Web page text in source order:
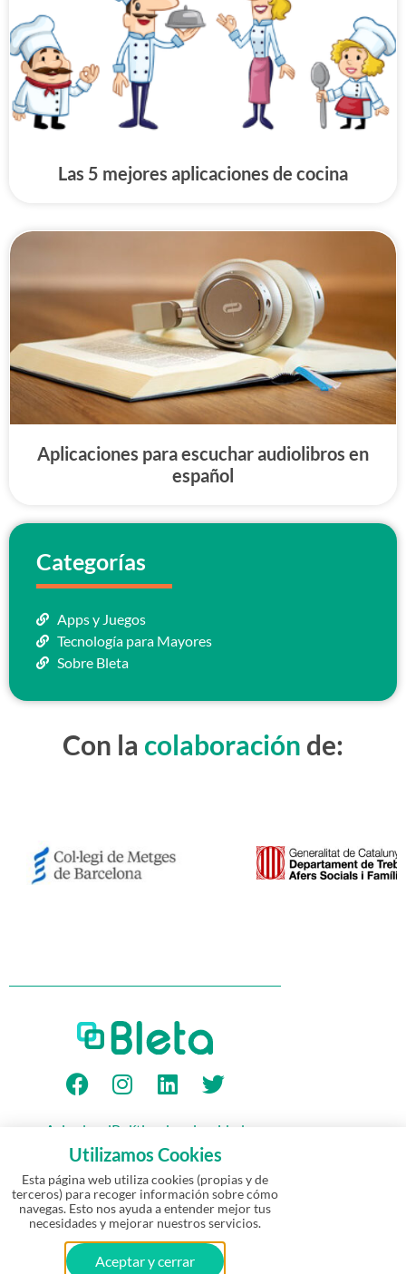
Las 5 mejores aplicaciones de cocina
Aplicaciones para escuchar audiolibros en
español
Categorías
Apps y Juegos
Tecnología para Mayores
Sobre Bleta
Con la colaboración de:
Aviso legalPolítica de privacidad
Política de CookiesGarantía
Política de devolución y reembolso
© Bleta 2026 – Todos los derechos
reservados | Empresa emergente·Un
proyecto de los creadores deeways
Utilizamos Cookies
Esta página web utiliza cookies (propias y de
terceros) para recoger información sobre cómo
navegas. Esto nos ayuda a entender mejor tus
necesidades y mejorar nuestros servicios.
Aceptar y cerrar